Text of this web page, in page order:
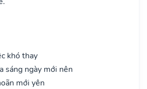
khó thay
sáng ngày mới nên
mới yên